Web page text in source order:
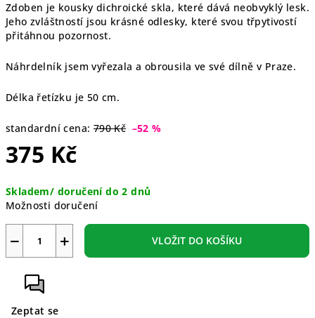
Zdoben je kousky dichroické skla, které dává neobvyklý lesk.
Jeho zvláštností jsou krásné odlesky, které svou třpytivostí
přitáhnou pozornost.
Náhrdelník jsem vyřezala a obrousila ve své dílně v Praze.
Délka řetízku je 50 cm.
standardní cena: 790 Kč –52 %
375 Kč
cena:
Skladem/ doručení do 2 dnů
Možnosti doručení
+
− VLOŽIT DO KOŠÍKU
Zeptat se